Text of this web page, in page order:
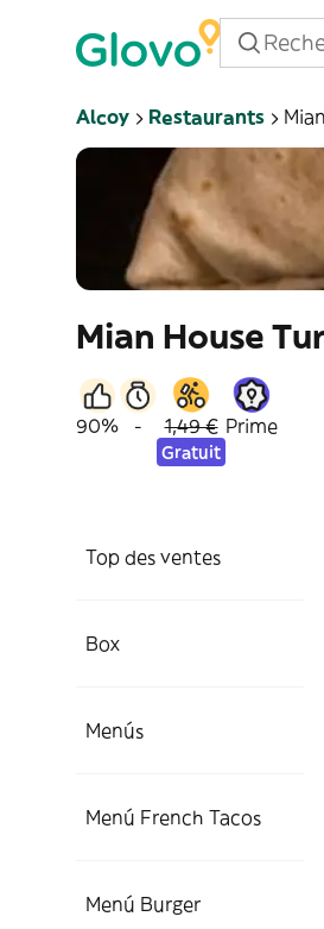
Alcoy Restaurants
Mian House
90% - 1,49 €
Gratuit
Prime
Top des ventes
Box
Menús
Menú French Tacos
Menú Burger